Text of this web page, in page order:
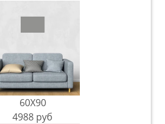
60X90
4988 руб